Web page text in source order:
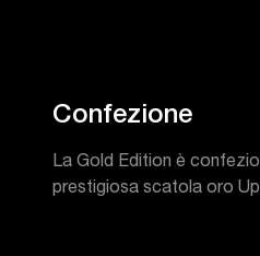
Confezione
La Gold Edition è
prestigiosa scatola oro